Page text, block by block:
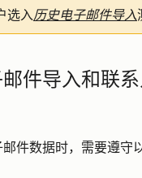
选入历史电子邮件导入
件导入和联
件数据时，需要遵守